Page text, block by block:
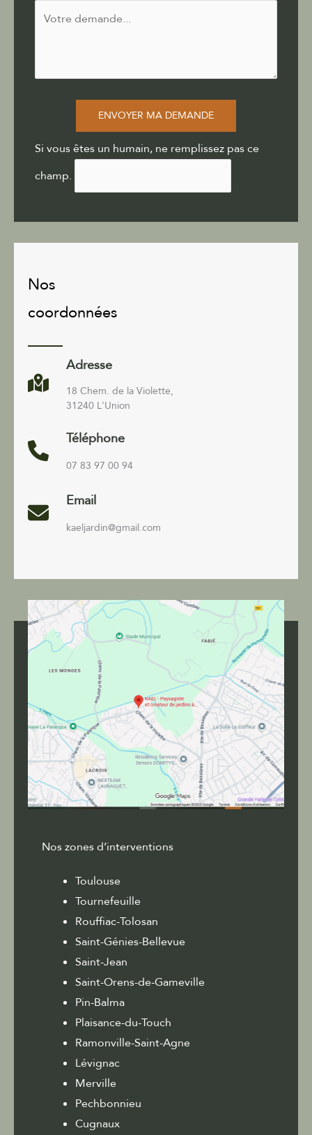
ENVOYER MA DEMANDE
Si vous êtes un humain, ne remplissez pas ce
champ.
Nos
coordonnées
Adresse
18 Chem. de la Violette,
31240 L'Union
Téléphone
07 83 97 00 94
Email
kaeljardin@gmail.com
Nos zones d’interventions
Toulouse
Tournefeuille
Rouffiac-Tolosan
Saint-Génies-Bellevue
Saint-Jean
Saint-Orens-de-Gameville
Pin-Balma
Plaisance-du-Touch
Ramonville-Saint-Agne
Lévignac
Merville
Pechbonnieu
Cugnaux